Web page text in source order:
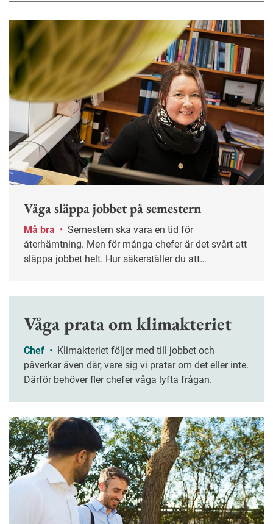
Våga släppa jobbet på semestern
Må bra •
återhämtning. Men för många chefer är det svårt att
släppa jobbet helt. Hur säkerställer du att
Våga prata om klimakteriet
Chef •
påverkar även där, vare sig vi pratar om det eller inte.
Därför behöver fler chefer våga lyfta frågan.